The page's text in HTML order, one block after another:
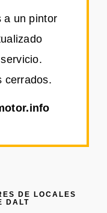
a un pintor
cerrados.
DE LOCALES
DALT